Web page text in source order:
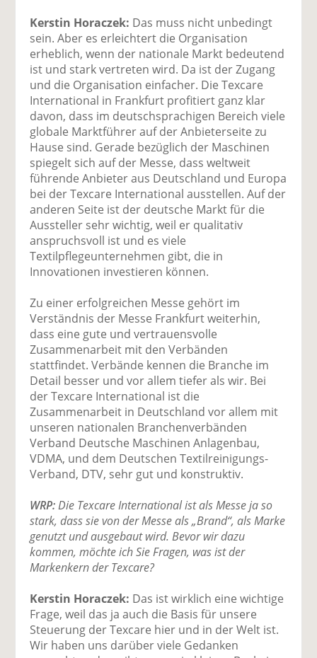
Kerstin Horaczek: Das muss nicht unbedingt
sein. Aber es erleichtert die Organisation
erheblich, wenn der nationale Markt bedeutend
ist und stark vertreten wird. Da ist der Zugang
und die Organisation einfacher. Die Texcare
International in Frankfurt profitiert ganz klar
davon, dass im deutschsprachigen Bereich viele
globale Marktführer auf der Anbieterseite zu
Hause sind. Gerade bezüglich der Maschinen
spiegelt sich auf der Messe, dass weltweit
führende Anbieter aus Deutschland und Europa
bei der Texcare International ausstellen. Auf der
anderen Seite ist der deutsche Markt für die
Aussteller sehr wichtig, weil er qualitativ
anspruchsvoll ist und es viele
Textilpflegeunternehmen gibt, die in
Innovationen investieren können.
Zu einer erfolgreichen Messe gehört im
Verständnis der Messe Frankfurt weiterhin,
dass eine gute und vertrauensvolle
Zusammenarbeit mit den Verbänden
stattfindet. Verbände kennen die Branche im
Detail besser und vor allem tiefer als wir. Bei
der Texcare International ist die
Zusammenarbeit in Deutschland vor allem mit
unseren nationalen Branchenverbänden
Verband Deutsche Maschinen Anlagenbau,
VDMA, und dem Deutschen Textilreinigungs-
Verband, DTV, sehr gut und konstruktiv.
WRP:Die Texcare International ist als Messe ja so
stark, dass sie von der Messe als „Brand“, als Marke
genutzt und ausgebaut wird. Bevor wir dazu
kommen, möchte ich Sie Fragen, was ist der
Markenkern der Texcare?
Kerstin Horaczek: Das ist wirklich eine wichtige
Frage, weil das ja auch die Basis für unsere
Steuerung der Texcare hier und in der Welt ist.
Wir haben uns darüber viele Gedanken